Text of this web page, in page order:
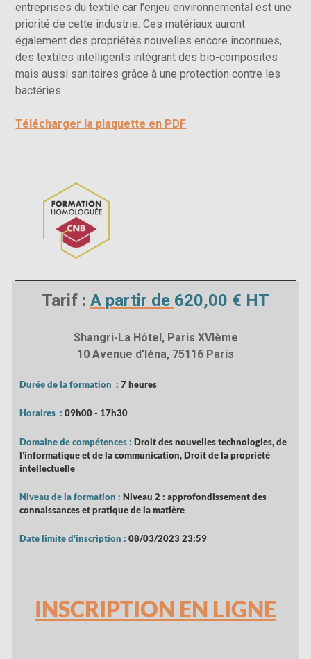
entreprises du textile car l’enjeu environnemental est une
priorité de cette industrie. Ces matériaux auront
également des propriétés nouvelles encore inconnues,
des textiles intelligents intégrant des bio-composites
mais aussi sanitaires grâce à une protection contre les
bactéries.
​Télécharger la plaquette en PDF
Tarif : A partir de 620,00 € HT
Shangri-La Hôtel, Paris XVIème
10 Avenue d'Iéna, 75116 Paris
Durée de la formation :7 heures
Horaires :09h00 - 17h30
Domaine de compétences :Droit des nouvelles technologies, de
l’informatique et de la communication, Droit de la propriété
intellectuelle
Niveau de la formation :Niveau 2 : approfondissement des
connaissances et pratique de la matière
Date limite d'inscription :08/03/2023 23:59
INSCRIPTION EN LIGNE